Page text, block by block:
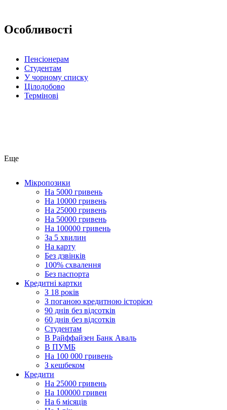
Особливості
Пенсіонерам
Студентам
У чорному списку
Цілодобово
Термінові
Еще
Мікропозики
На 5000 гривень
На 10000 гривень
На 25000 гривень
На 50000 гривень
На 100000 гривень
За 5 хвилин
На карту
Без дзвінків
100% схвалення
Без паспорта
Кредитні картки
З 18 років
З поганою кредитною історією
90 днів без відсотків
60 днів без відсотків
Cтудентам
В Райффайзен Банк Аваль
В ПУМБ
На 100 000 гривень
З кешбеком
Кредити
На 25000 гривень
На 100000 гривен
На 6 місяців